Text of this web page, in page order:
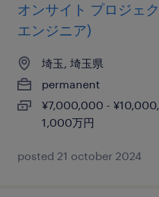
オンサイト プロジェ
エンジニア)
埼玉, 埼玉県
permanent
¥7,000,000 -
1,000万円
posted 21 october 2024